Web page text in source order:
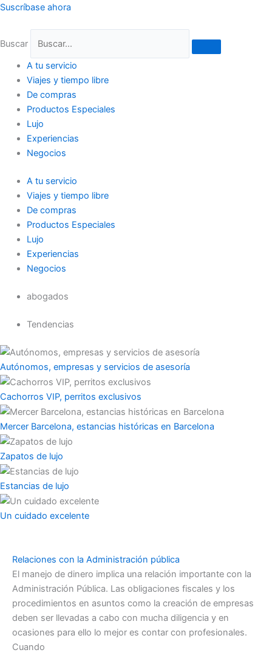
Ir
Suscríbase ahora
Buscar
A tu servicio
Viajes y tiempo libre
De compras
Productos Especiales
Lujo
Experiencias
Negocios
A tu servicio
Viajes y tiempo libre
De compras
Productos Especiales
Lujo
Experiencias
Negocios
abogados
Tendencias
Autónomos, empresas y servicios de asesoría
Cachorros VIP, perritos exclusivos
Mercer Barcelona, estancias históricas en Barcelona
Zapatos de lujo
Estancias de lujo
Un cuidado excelente
Relaciones con la Administración pública
El manejo de dinero implica una relación importante con la
Administración Pública. Las obligaciones fiscales y los
procedimientos en asuntos como la creación de empresas
deben ser llevadas a cabo con mucha diligencia y en
ocasiones para ello lo mejor es contar con profesionales.
Cuando